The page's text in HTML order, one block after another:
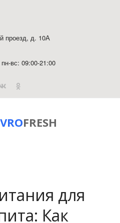
проезд, д. 10А
пн-вс: 09:00-21:00
FRESH
для
Как